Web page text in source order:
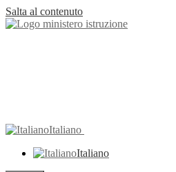
Salta al contenuto
Italiano
Italiano